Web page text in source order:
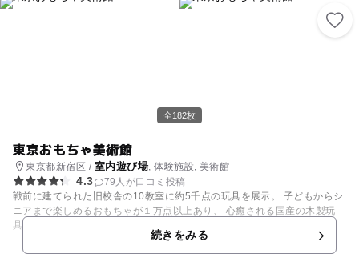
全182枚
東京おもちゃ美術館
東京都新宿区 / 室内遊び場, 体験施設, 美術館
4.3
79人が口コミ投稿
戦前に建てられた旧校舎の10教室に約5千点の玩具を展示。 子どもからシ
ニアまで楽しめるおもちゃが１万点以上あり、 心癒される国産の木製玩
具、デザイン性の高いヨーロッパのおもちゃを実際に手に取り遊べる。 リ
サイクル素材を使ったおもちゃ工房も毎日開かれている。 遊びが盛り上が
り、会話が弾む賑やかなミュージアム。 「多世代交流」や「木のある暮ら
続きをみる